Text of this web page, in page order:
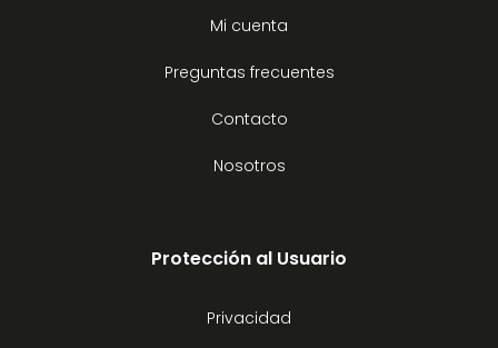
Mi cuenta
Preguntas frecuentes
Contacto
Nosotros
Protección al Usuario
Privacidad